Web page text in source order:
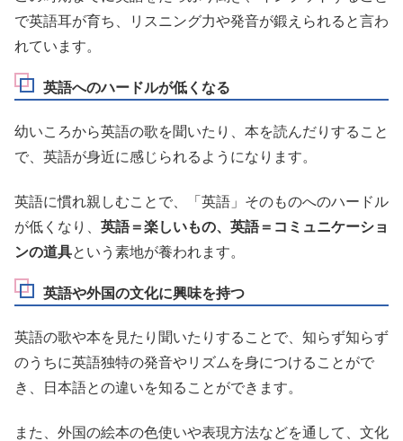
で英語耳が育ち、リスニング力や発音が鍛えられると言わ
れています。
英語へのハードルが低くなる
幼いころから英語の歌を聞いたり、本を読んだりすること
で、英語が身近に感じられるようになります。
英語に慣れ親しむことで、「英語」そのものへのハードル
が低くなり、 英語＝楽しいもの、英語＝コミュニケーショ
ンの道具という素地が養われます。
英語や外国の文化に興味を持つ
英語の歌や本を見たり聞いたりすることで、知らず知らず
のうちに英語独特の発音やリズムを身につけることがで
き、日本語との違いを知ることができます。
また、外国の絵本の色使いや表現方法などを通して、文化